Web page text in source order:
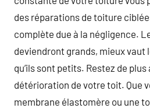
des réparations de toiture
complète due à la négligence.
deviendront grands, mieux vaut
qu’ils sont petits. Restez de
détérioration de votre toit. Que
membrane élastomère ou une